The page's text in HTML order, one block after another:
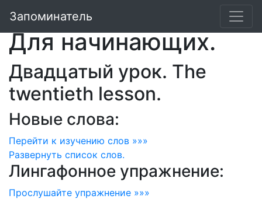
Запоминатель
Лингафонный курс:
Для начинающих.
Двадцатый урок. The
twentieth lesson.
Новые слова:
Перейти к изучению слов »»»
Развернуть список слов.
Лингафонное упражнение:
Прослушайте упражнение »»»